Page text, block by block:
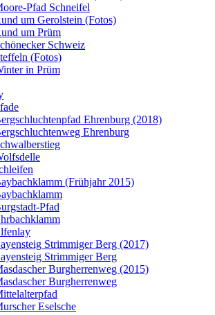
Pfad Schneifel
um Gerolstein (Fotos)
um Prüm
Schweiz
(Fotos)
in Prüm
Ehrenburg (2018)
Ehrenburg
(Frühjahr 2015)
Pfad
Strimmiger Berg (2017)
Strimmiger Berg
Burgherrenweg (2015)
Burgherrenweg
Eselsche